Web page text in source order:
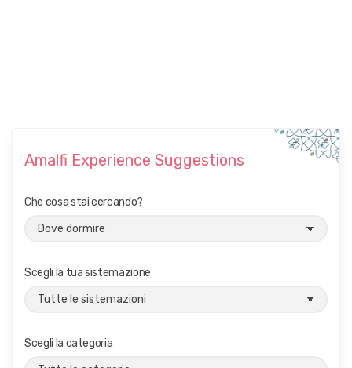
Amalfi Experience Suggestions
Che cosa stai cercando?
Scegli la tua sistemazione
Scegli la categoria